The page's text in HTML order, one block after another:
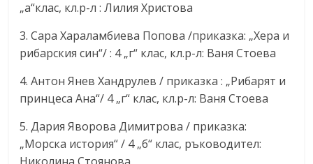
„а“клас, кл.р-л : Лилия Христова
3. Сара Хараламбиева Попова /приказка: „Хера и
рибарския син“/ : 4 „г“ клас, кл.р-л: Ваня Стоева
4. Антон Янев Хандрулев / приказка : „Рибарят и
принцеса Ана“/ 4 „г“ клас, кл.р-л: Ваня Стоева
5. Дария Яворова Димитрова / приказка:
„Морска история“ / 4 „б“ клас, ръководител:
Николина Стоянова